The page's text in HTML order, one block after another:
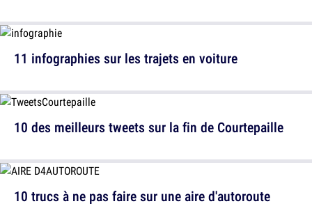
11 infographies sur les trajets en voiture
10 trucs à ne pas faire sur une aire d'autoroute
10 des meilleurs tweets sur la fin de Courtepaille